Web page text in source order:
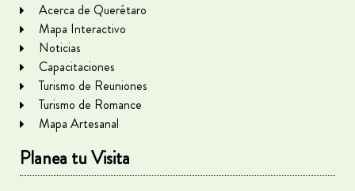
Acerca de Querétaro
Mapa Interactivo
Noticias
Capacitaciones
Turismo de Reuniones
Turismo de Romance
Mapa Artesanal
Planea tu Visita